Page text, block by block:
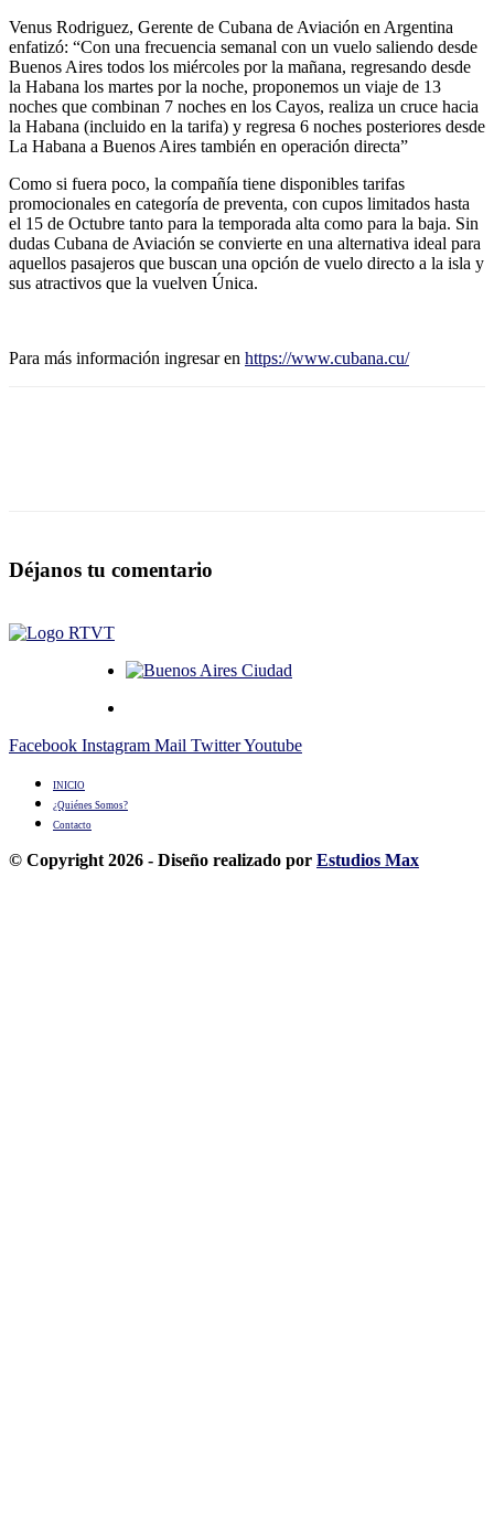
Venus Rodriguez, Gerente de Cubana de Aviación en Argentina
enfatizó: “Con una frecuencia semanal con un vuelo saliendo desde
Buenos Aires todos los miércoles por la mañana, regresando desde
la Habana los martes por la noche, proponemos un viaje de 13
noches que combinan 7 noches en los Cayos, realiza un cruce hacia
la Habana (incluido en la tarifa) y regresa 6 noches posteriores desde
La Habana a Buenos Aires también en operación directa”
Como si fuera poco, la compañía tiene disponibles tarifas
promocionales en categoría de preventa, con cupos limitados hasta
el 15 de Octubre tanto para la temporada alta como para la baja. Sin
dudas Cubana de Aviación se convierte en una alternativa ideal para
aquellos pasajeros que buscan una opción de vuelo directo a la isla y
sus atractivos que la vuelven Única.
Para más información ingresar en https://www.cubana.cu/
Déjanos tu comentario
Facebook Instagram Mail TwitterYoutube
INICIO
¿Quiénes Somos?
Contacto
© Copyright 2026 - Diseño realizado por Estudios Max